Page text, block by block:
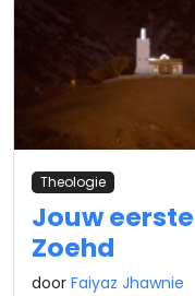
Theologie
Jouw
Zoehd
door Faiyaz Jhawnie